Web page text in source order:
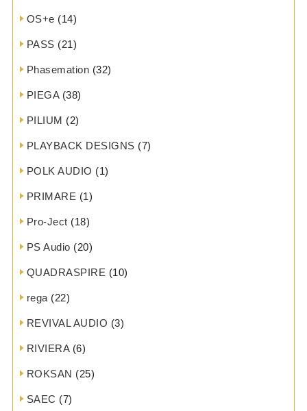
OS+e (14)
PASS (21)
Phasemation (32)
PIEGA(38)
PILIUM (2)
PLAYBACK DESIGNS (7)
POLK AUDIO (1)
PRIMARE (1)
Pro-Ject (18)
PS Audio (20)
QUADRASPIRE (10)
rega (22)
REVIVAL AUDIO (3)
RIVIERA(6)
ROKSAN (25)
SAEC (7)